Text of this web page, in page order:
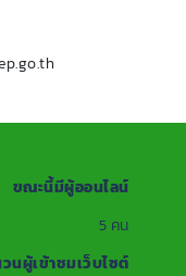
ขณะนี้มีผู้ออนไลน์
5 คน
นผู้เข้าชมเว็บไซต์